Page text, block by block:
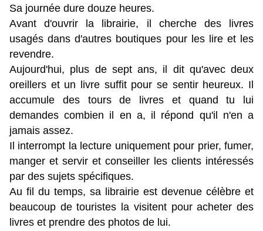
Sa journée dure douze heures.
Avant d'ouvrir la librairie, il cherche des livres
usagés dans d'autres boutiques pour les lire et les
revendre.
Aujourd'hui, plus de sept ans, il dit qu'avec deux
oreillers et un livre suffit pour se sentir heureux. Il
accumule des tours de livres et quand tu lui
demandes combien il en a, il répond qu'il n'en a
jamais assez.
Il interrompt la lecture uniquement pour prier, fumer,
manger et servir et conseiller les clients intéressés
par des sujets spécifiques.
Au fil du temps, sa librairie est devenue célèbre et
beaucoup de touristes la visitent pour acheter des
livres et prendre des photos de lui.